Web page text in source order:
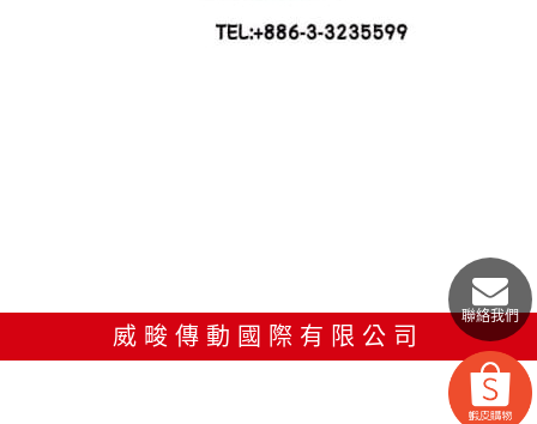
聯絡我們
威畯傳動國際有限公司